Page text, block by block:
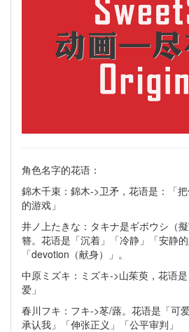
角色名字的花语：
錦木千束：錦木->卫矛，花语是：「
的游戏」
井ノ上たきな：タキナ是ギボウシ（
簪。花语是「沉着」「冷静」「安静
「devotion（献身）」。
中原ミズキ：ミズキ->山茱萸，花语
爱」
春川フキ：フキ->苳/蕗。花语是「可
承认我」「伸张正义」「公平审判」